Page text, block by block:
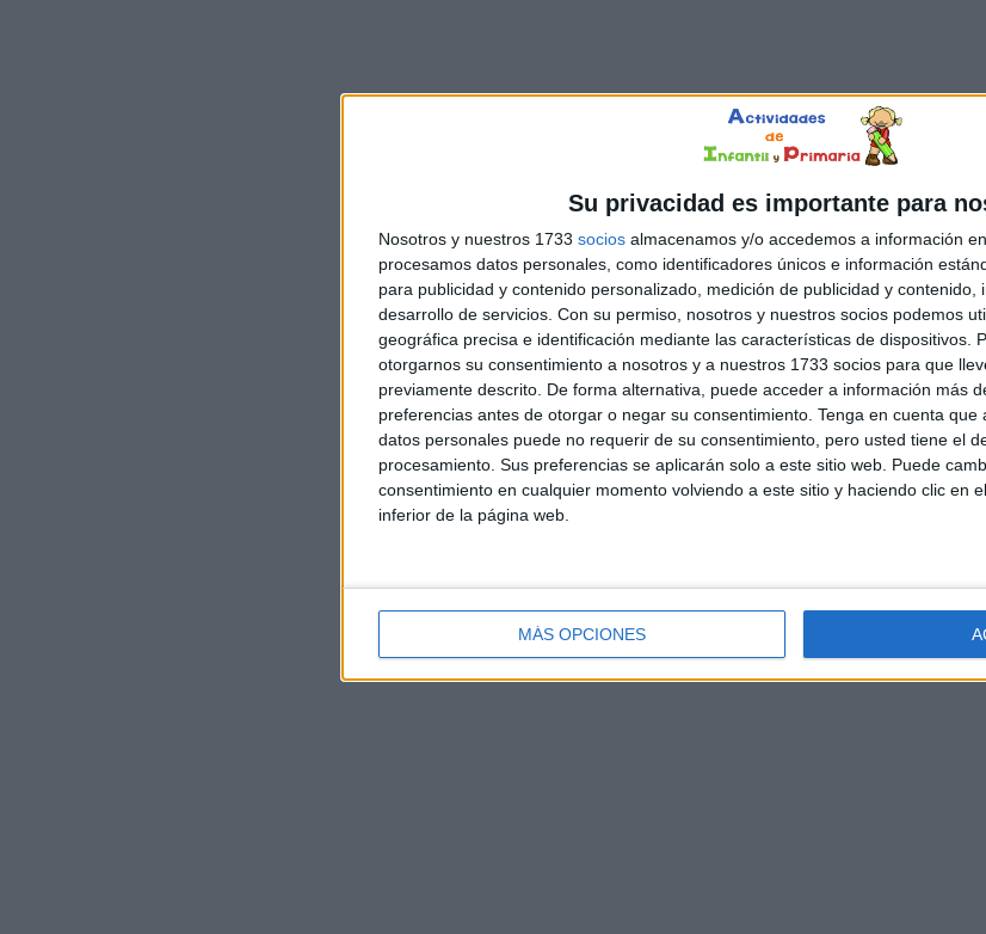
Su privacidad es importante para
Nosotros y nuestros 1733 socios almacenamos y/o accedemos a información
procesamos datos personales, como identificadores únicos e información
para publicidad y contenido personalizado, medición de publicidad y contenido,
desarrollo de servicios. Con su permiso, nosotros y nuestros socios podemos
geográfica precisa e identificación mediante las características de dispositivos.
otorgarnos su consentimiento a nosotros y a nuestros 1733 socios para que
previamente descrito. De forma alternativa, puede acceder a información más
preferencias antes de otorgar o negar su consentimiento. Tenga en cuenta que
datos personales puede no requerir de su consentimiento, pero usted tiene el
procesamiento. Sus preferencias se aplicarán solo a este sitio web. Puede
consentimiento en cualquier momento volviendo a este sitio y haciendo clic en
inferior de la página web.
MÁS OPCIONES